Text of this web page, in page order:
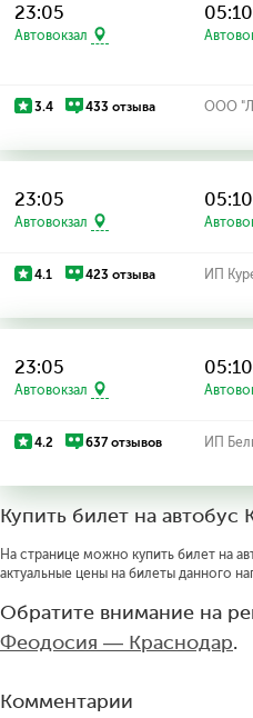
23:05
Автовокзал
3.4 433 отзыва ООО
23:05
Автовокзал
4.1 423 отзыва ИП
23:05
Автовокзал
4.2 637 отзывов ИП
Купить билет на
На странице можно купить билет на
актуальные цены на билеты данного
Обратите внимание на
Феодосия — Краснодар.
Комментарии